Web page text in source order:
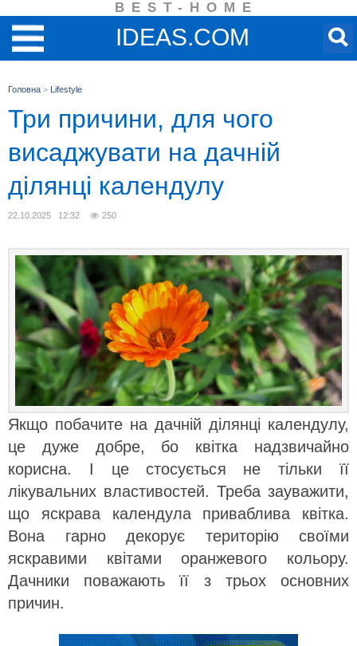
BEST-HOME
IDEAS.COM
Головна > Lifestyle
Три причини, для чого
висаджувати на дачній
ділянці календулу
22.10.2025 12:32 250
Якщо побачите на дачній ділянці календулу,
це дуже добре, бо квітка надзвичайно
корисна. І це стосується не тільки її
лікувальних властивостей. Треба зауважити,
що яскрава календула приваблива квітка.
Вона гарно декорує територію своїми
яскравими квітами оранжевого кольору.
Дачники поважають її з трьох основних
причин.